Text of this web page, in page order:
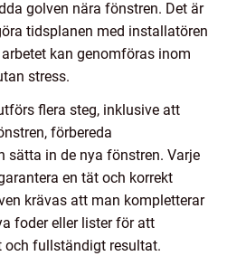
golven nära fönstren. Det är
tidsplanen med installatören
kan genomföras inom
stress.
flera steg, inklusive att
förbereda
sätta in de nya fönstren. Varje
en tät och korrekt
krävas att man kompletterar
foder eller lister för att
och fullständigt resultat.